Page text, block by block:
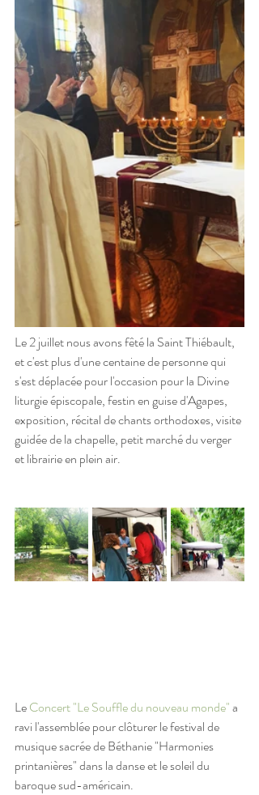
Le 2 juillet nous avons fêté la Saint Thiébault,
et c'est plus d'une centaine de personne qui
s'est déplacée pour l'occasion pour la Divine
liturgie épiscopale, festin en guise d'Agapes,
exposition, récital de chants orthodoxes, visite
guidée de la chapelle, petit marché du verger
et librairie en plein air.
Le Concert "Le Souffle du nouveau monde" a
ravi l'assemblée pour clôturer le festival de
musique sacrée de Béthanie "Harmonies
printanières" dans la danse et le soleil du
baroque sud-américain.